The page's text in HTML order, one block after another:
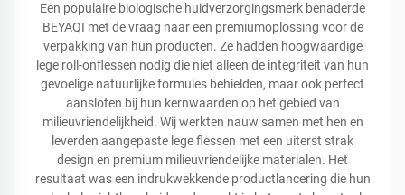
Een populaire biologische huidverzorgingsmerk benaderde
BEYAQI met de vraag naar een premiumoplossing voor de
verpakking van hun producten. Ze hadden hoogwaardige
lege roll-onflessen nodig die niet alleen de integriteit van hun
gevoelige natuurlijke formules behielden, maar ook perfect
aansloten bij hun kernwaarden op het gebied van
milieuvriendelijkheid. Wij werkten nauw samen met hen en
leverden aangepaste lege flessen met een uiterst strak
design en premium milieuvriendelijke materialen. Het
resultaat was een indrukwekkende productlancering die hun